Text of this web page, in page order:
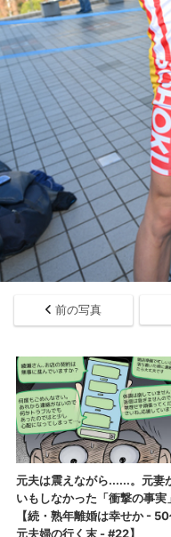
前の写真